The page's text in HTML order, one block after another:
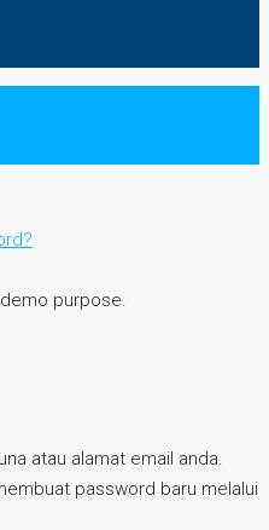
purpose.
atau alamat email anda.
password baru melalui